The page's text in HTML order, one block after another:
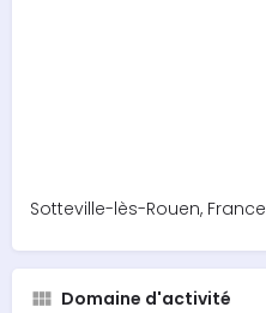
Sotteville-lès-Rouen, France
Domaine d'activité